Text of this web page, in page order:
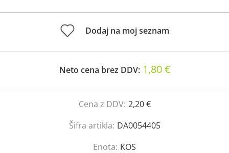
Dodaj na moj seznam
Neto cena brez DDV: 1,80 €
Cena z DDV: 2,20 €
Šifra artikla: DA0054405
Enota: KOS